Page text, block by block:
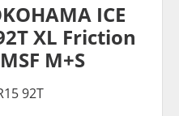
ICE
XL Friction
M+S
92T